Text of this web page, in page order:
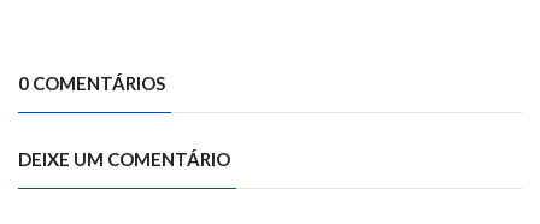
0 COMENTÁRIOS
DEIXE UM COMENTÁRIO